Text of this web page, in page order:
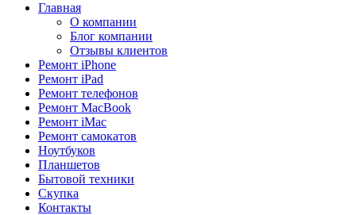
Главная
О компании
Блог компании
Отзывы клиентов
Ремонт iPhone
Ремонт iPad
Ремонт телефонов
Ремонт MacBook
Ремонт iMac
Ремонт самокатов
Ноутбуков
Планшетов
Бытовой техники
Скупка
Контакты